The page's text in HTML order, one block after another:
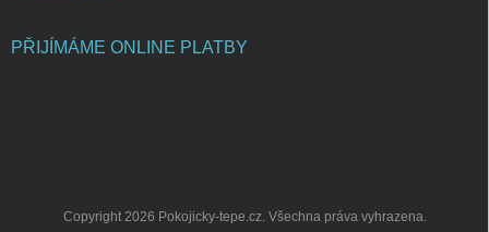
PŘIJÍMÁME ONLINE PLATBY
Copyright 2026 Pokojicky-tepe.cz. Všechna práva vyhrazena.